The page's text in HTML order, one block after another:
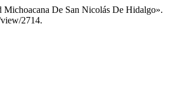
De San Nicolás De Hidalgo».
2714.